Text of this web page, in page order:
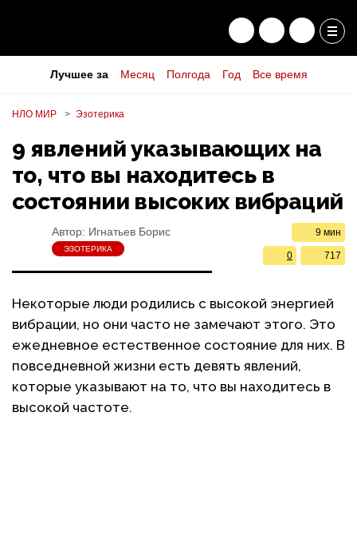
Лучшее за Месяц Полгода Год Все время
НЛО МИР Эзотерика
9 явлений указывающих на
то, что вы находитесь в
состоянии высоких вибраций
Автор: Игнатьев Борис
ЭЗОТЕРИКА
9 мин
717
0
Некоторые люди родились с высокой энергией
вибрации, но они часто не замечают этого. Это
ежедневное естественное состояние для них. В
повседневной жизни есть девять явлений,
которые указывают на то, что вы находитесь в
высокой частоте.